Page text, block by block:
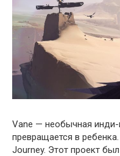
Vane — необычная инди-
превращается в
Journey. Этот проект